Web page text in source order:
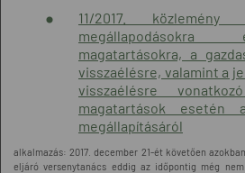
11/2017. közlemény
magatartásokra, a
visszaélésre, valamint a
visszaélésre
magatartások esetén
megállapításáról
alkalmazás: 2017. december 21-ét követően
eljáró versenytanács eddig az időpontig még